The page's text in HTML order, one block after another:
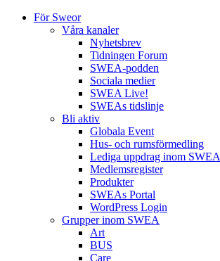
För Sweor
Våra kanaler
Nyhetsbrev
Tidningen Forum
SWEA-podden
Sociala medier
SWEA Live!
SWEAs tidslinje
Bli aktiv
Globala Event
Hus- och rumsförmedling
Lediga uppdrag inom SWEA
Medlemsregister
Produkter
SWEAs Portal
WordPress Login
Grupper inom SWEA
Art
BUS
Care